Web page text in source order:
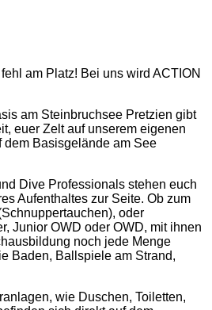
am Platz! Bei uns wird ACTION
am Steinbruchsee Pretzien gibt
euer Zelt auf unserem eigenen
dem Basisgelände am See
Dive Professionals stehen euch
Aufenthaltes zur Seite. Ob zum
oder
Junior OWD oder OWD, mit ihnen
noch jede Menge
Baden, Ballspiele am Strand,
wie Duschen, Toiletten,